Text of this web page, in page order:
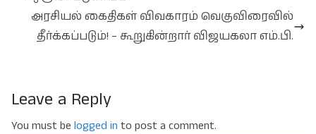
அரசியல் கைதிகள் விவகாரம் வெகுவிரைவில்
தீர்க்கப்படும்! – கூறுகின்றார் விஜயகலா எம்.பி.
Leave a Reply
You must be logged in to post a comment.